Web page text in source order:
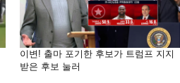
이변! 출마 포기한 후보가 트럼프 지지
받은 후보 눌러